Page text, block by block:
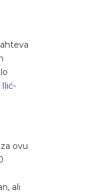
Ilić-
ovu
ali